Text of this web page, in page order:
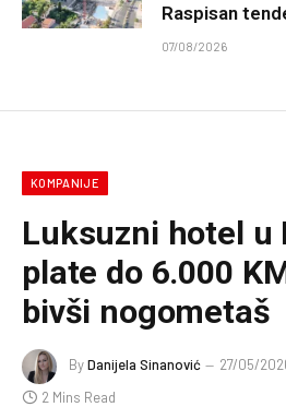
Raspisan
07/08/2026
KOMPANIJE
Luksuzni hotel u
plate do 6.000
bivši nogometaš
ByDanijela Sinanović 27/05/
2 Mins Read